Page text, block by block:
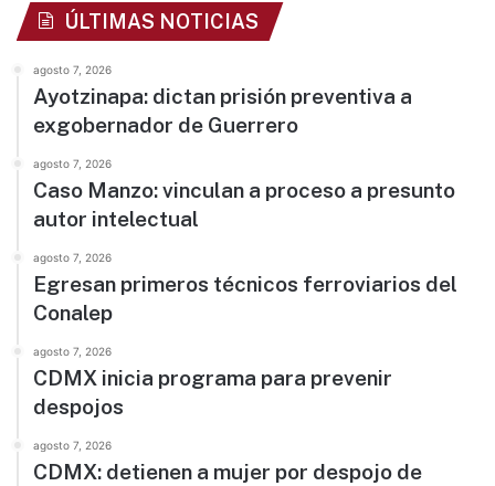
ÚLTIMAS NOTICIAS
agosto 7, 2026
Ayotzinapa: dictan prisión preventiva a
exgobernador de Guerrero
agosto 7, 2026
Caso Manzo: vinculan a proceso a presunto
autor intelectual
agosto 7, 2026
Egresan primeros técnicos ferroviarios del
Conalep
agosto 7, 2026
CDMX inicia programa para prevenir
despojos
agosto 7, 2026
CDMX: detienen a mujer por despojo de